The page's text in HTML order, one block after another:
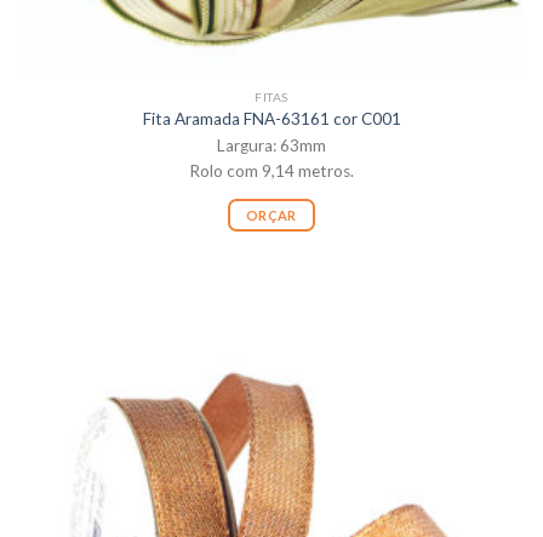
FITAS
Fita Aramada FNA-63161 cor C001
Largura: 63mm
Rolo com 9,14 metros.
ORÇAR